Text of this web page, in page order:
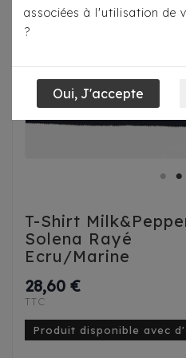
T-Shirt
Solena Rayé
Ecru/Marine
28,60 €
TTC
Produit disponible avec
associées à l'utilisation de
?